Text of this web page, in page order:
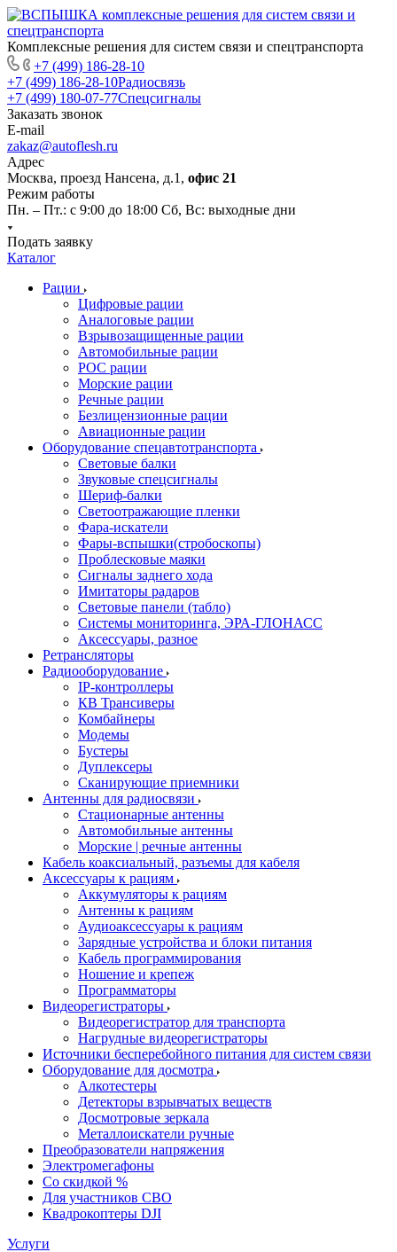
Комплексные решения для систем связи и спецтранспорта
+7 (499) 186-28-10
+7 (499) 186-28-10Радиосвязь
+7 (499) 180-07-77Спецсигналы
Заказать звонок
E-mail
zakaz@autoflesh.ru
Адрес
Москва, проезд Нансена, д.1, офис 21
Режим работы
Пн. – Пт.: с 9:00 до 18:00 Cб, Вс: выходные дни
Подать заявку
Каталог
Рации
Цифровые рации
Аналоговые рации
Взрывозащищенные рации
Автомобильные рации
POC рации
Морские рации
Речные рации
Безлицензионные рации
Авиационные рации
Оборудование спецавтотранспорта
Световые балки
Звуковые спецсигналы
Шериф-балки
Светоотражающие пленки
Фара-искатели
Фары-вспышки(стробоскопы)
Проблесковые маяки
Сигналы заднего хода
Имитаторы радаров
Световые панели (табло)
Системы мониторинга, ЭРА-ГЛОНАСС
Аксессуары, разное
Ретрансляторы
Радиооборудование
IP-контроллеры
КВ Трансиверы
Комбайнеры
Модемы
Бустеры
Дуплексеры
Сканирующие приемники
Антенны для радиосвязи
Стационарные антенны
Автомобильные антенны
Морские | речные антенны
Кабель коаксиальный, разъемы для кабеля
Аксессуары к рациям
Аккумуляторы к рациям
Антенны к рациям
Аудиоаксессуары к рациям
Зарядные устройства и блоки питания
Кабель программирования
Ношение и крепеж
Программаторы
Видеорегистраторы
Видеорегистратор для транспорта
Нагрудные видеорегистраторы
Источники бесперебойного питания для систем связи
Оборудование для досмотра
Алкотестеры
Детекторы взрывчатых веществ
Досмотровые зеркала
Металлоискатели ручные
Преобразователи напряжения
Электромегафоны
Со скидкой %
Для участников СВО
Квадрокоптеры DJI
Услуги